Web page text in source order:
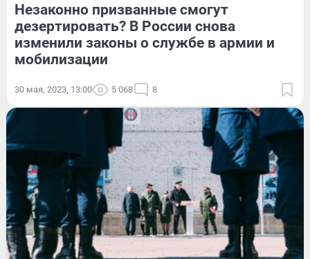
Незаконно призванные смогут
дезертировать? В России снова
изменили законы о службе в армии и
мобилизации
30 мая, 2023, 13:00 5 068 8